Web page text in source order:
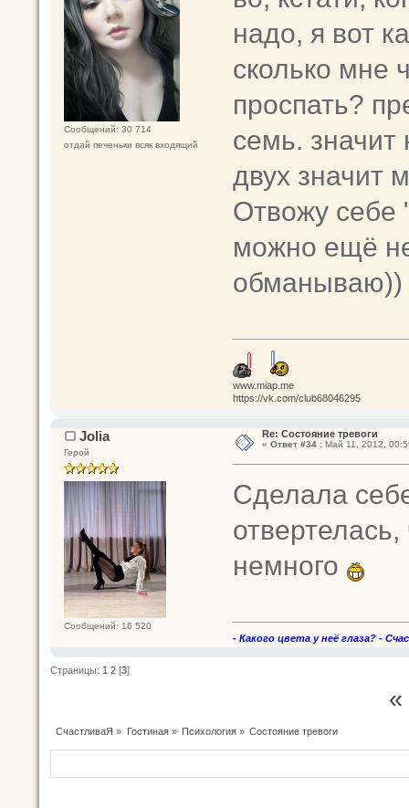
Сообщений: 30 714
отдай печеньки всяк входящий
надо, я вот
сколько мне
проспать?
семь. значит
двух значит
Отвожу себе
можно ещё
обманываю))
www.miap.me
https://vk.com/club68046295
Jolia
Герой
Сообщений: 16 520
Re: Состояние тревоги
« Ответ #34 :Май 11, 2012,
Сделала
немного
- Какого цвета у неё глаза? -
Страницы: 1 2 [3]
СчастливаЯ » Гостиная» Психология» Состояние тревоги